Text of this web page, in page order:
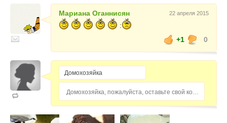
Мариана Оганнисян 22 апреля 2015
:
+1
0
Домохозяйка, пожалуйста, оставьте свой комментарий...